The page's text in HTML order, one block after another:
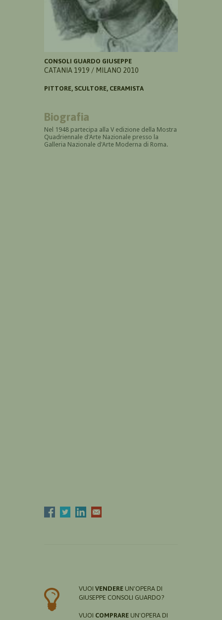
CONSOLI GUARDO GIUSEPPE
CATANIA 1919 / MILANO 2010
PITTORE, SCULTORE, CERAMISTA
Biografia
Nel 1948 partecipa alla V edizione della Mostra
Quadriennale d'Arte Nazionale presso la
Galleria Nazionale d'Arte Moderna di Roma.
VUOI VENDERE UN'OPERA DI
GIUSEPPE CONSOLI GUARDO?
VUOI COMPRARE UN'OPERA DI